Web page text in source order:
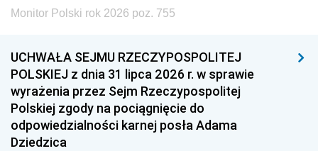
1996 1995 1994
1993 1992 1991
1990 1989
1987 1986 1985
Monitor Polski rok 2026 poz. 755
UCHWAŁA SEJMU RZECZYPOSPOLITEJ
POLSKIEJ z dnia 31 lipca 2026 r. w sprawie
wyrażenia przez Sejm Rzeczypospolitej
Polskiej zgody na pociągnięcie do
odpowiedzialności karnej posła Adama
Dziedzica